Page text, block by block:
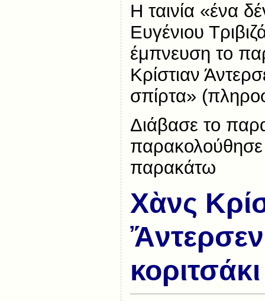
Η ταινία «ένα
Ευγένιου
έμπνευση το
Κρίστιαν
σπίρτα»
Διάβασε το
παρακολούθησε
παρακάτω
Χὰνς